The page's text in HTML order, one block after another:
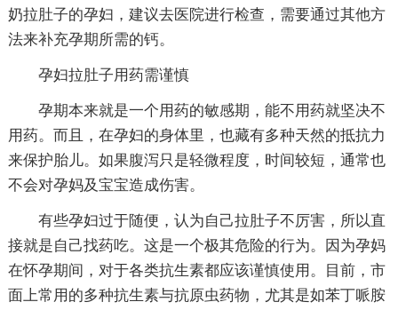
奶拉肚子的孕妇，建议去医院进行检查，需要通过其他方
法来补充孕期所需的钙。
孕妇拉肚子用药需谨慎
孕期本来就是一个用药的敏感期，能不用药就坚决不
用药。而且，在孕妇的身体里，也藏有多种天然的抵抗力
来保护胎儿。如果腹泻只是轻微程度，时间较短，通常也
不会对孕妈及宝宝造成伤害。
有些孕妇过于随便，认为自己拉肚子不厉害，所以直
接就是自己找药吃。这是一个极其危险的行为。因为孕妈
在怀孕期间，对于各类抗生素都应该谨慎使用。目前，市
面上常用的多种抗生素与抗原虫药物，尤其是如苯丁哌胺